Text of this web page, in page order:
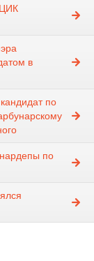
в
по
по